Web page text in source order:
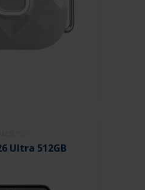
Ultra 512GB